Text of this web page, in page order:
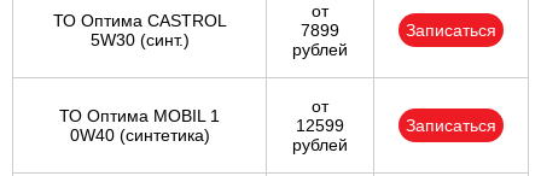
ТО Оптима CASTROL
5W30 (синт.)
от
7899
рублей
Записаться
ТО Оптима MOBIL 1
0W40 (синтетика)
от
12599
рублей
Записаться